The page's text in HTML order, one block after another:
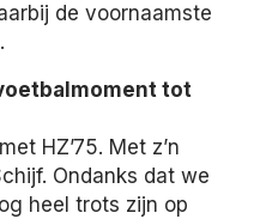
de voornaamste
tot
HZ’75. Met z’n
Ondanks dat we
heel trots zijn op